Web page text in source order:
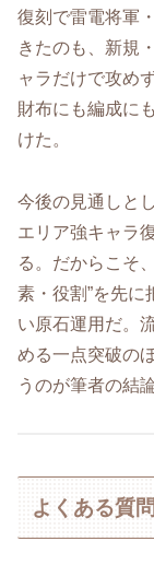
復刻で雷電将軍
きたのも、新規
ャラだけで攻め
財布にも編成に
けた。
今後の見通しと
エリア強キャラ
る。だからこそ
素・役割”を先に
い原石運用だ。
める一点突破の
うのが筆者の結
よくある質問